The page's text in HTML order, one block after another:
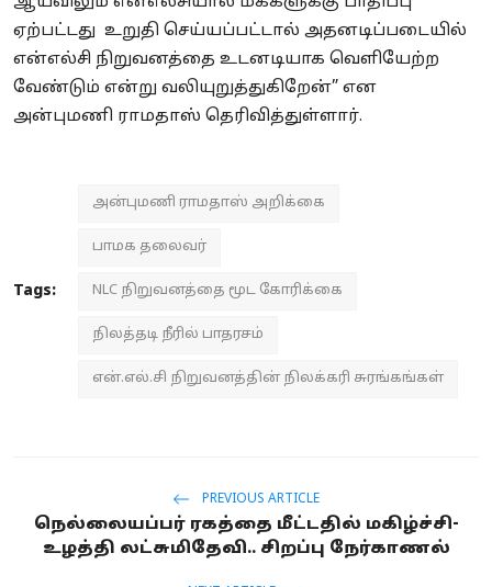
ஏற்பட்டது உறுதி செய்யப்பட்டால் அதனடிப்படையில்
என்எல்சி நிறுவனத்தை உடனடியாக வெளியேற்ற
வேண்டும் என்று வலியுறுத்துகிறேன்” என
அன்புமணி ராமதாஸ் தெரிவித்துள்ளார்.
Tags:
அன்புமணி ராமதாஸ் அறிக்கை
பாமக தலைவர்
NLC நிறுவனத்தை மூட கோரிக்கை
நிலத்தடி நீரில் பாதரசம்
என்.எல்.சி நிறுவனத்தின் நிலக்கரி சுரங்கங்கள்
PREVIOUS ARTICLE
நெல்லையப்பர் ரகத்தை மீட்டதில் மகிழ்ச்சி-
உழத்தி லட்சுமிதேவி.. சிறப்பு நேர்காணல்